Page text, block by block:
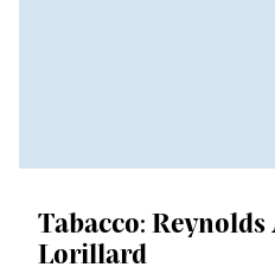
Tabacco:
Lorillard